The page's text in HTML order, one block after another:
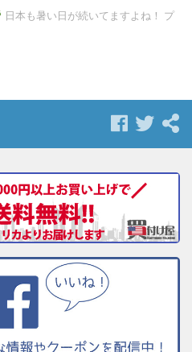
日本も暑い日が続いてますよね！ プ